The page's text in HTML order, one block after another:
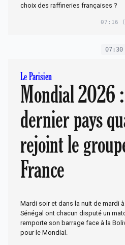
choix des raffineries françaises ?
07:16
07:30
Le Parisien
Mondial 2026
dernier pays
rejoint le
France
Mardi soir et dans la nuit de mardi
Sénégal ont chacun disputé un
remporte son barrage face à la
pour le Mondial.